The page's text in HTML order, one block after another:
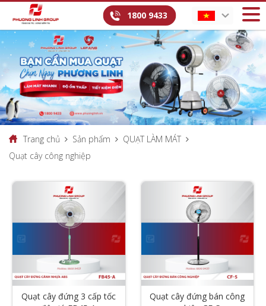
1800 9433
Trang chủ Sản phẩm
QUẠT LÀM MÁT
Quạt cây công nghiệp
Quạt cây đứng 3 cấp tốc
Quạt cây đứng bán công